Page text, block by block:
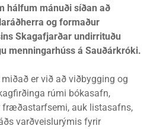
hálfum mánuði síðan að
og formaður
Skagafjarðar undirrituðu
menningarhúss á Sauðárkróki.
er við að viðbygging og
rúmi bókasafn,
auk listasafns,
varðveislurýmis fyrir